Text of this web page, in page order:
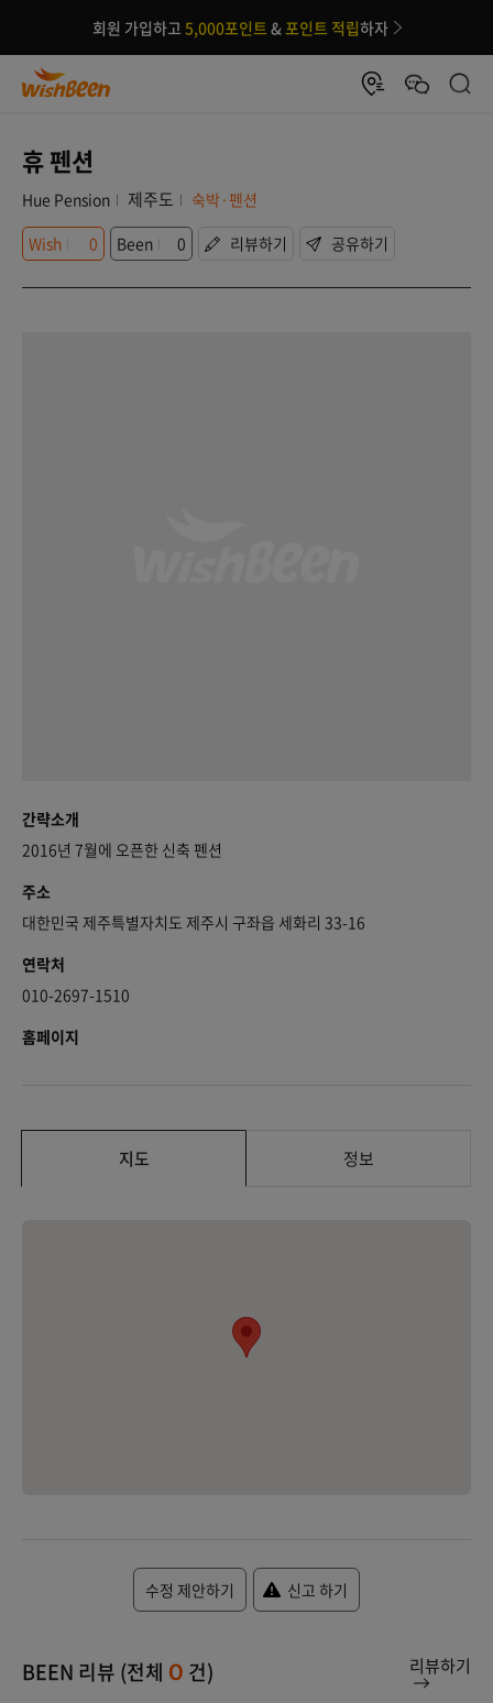
회원 가입하고 5,000포인트 &포인트 적립하자
휴 펜션
Hue Pension 제주도
숙박·펜션
Wish
0 Been 0 리뷰하기 공유하기
간략소개
2016년 7월에 오픈한 신축 펜션
주소
대한민국 제주특별자치도 제주시 구좌읍 세화리 33-16
연락처
010-2697-1510
홈페이지
지도 정보
수정 제안하기 신고 하기
BEEN 리뷰 (전체 0 건) 리뷰하기